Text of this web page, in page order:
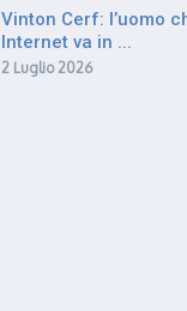
Vinton Cerf: l’uomo
Internet va in ...
2 Luglio 2026